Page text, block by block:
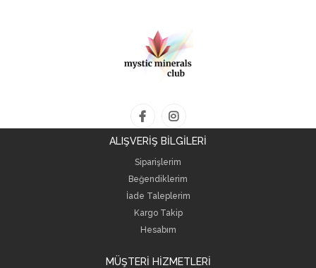
ALIŞVERİŞ BİLGİLERİ
Siparişlerim
Beğendiklerim
İade Taleplerim
Kargo Takip
Hesabım
MÜŞTERİ HİZMETLERİ